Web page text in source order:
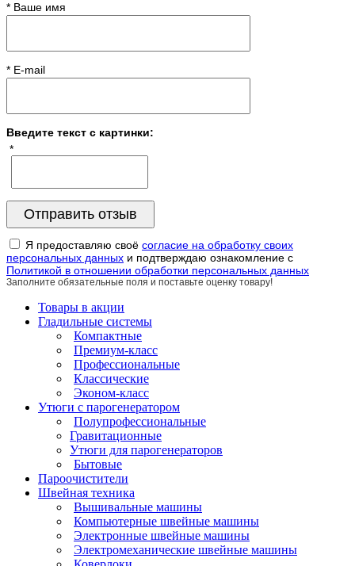
* Ваше имя
* E-mail
Введите текст с картинки:
*
Я предоставляю своё согласие на обработку своих
персональных данных и подтверждаю ознакомление с
Политикой в отношении обработки персональных данных
Заполните обязательные поля и поставьте оценку товару!
Товары в акции
Гладильные системы
Компактные
Премиум-класс
Профессиональные
Классические
Эконом-класс
Утюги с парогенератором
Полупрофессиональные
Гравитационные
Утюги для парогенераторов
Бытовые
Пароочистители
Швейная техника
Вышивальные машины
Компьютерные швейные машины
Электронные швейные машины
Электромеханические швейные машины